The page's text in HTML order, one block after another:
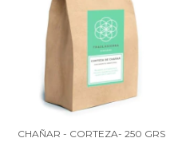
CHAÑAR - CORTEZA- 250 GRS